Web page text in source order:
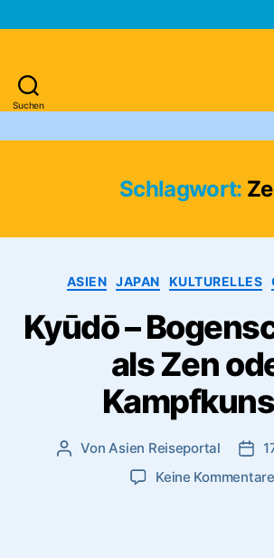
Suchen
Schlagwort:
ASIEN JAPAN KULTURELLES
Kyūdō –
als Zen
Beitragsautor
Von Asien Reiseportal
Keine Kommentare